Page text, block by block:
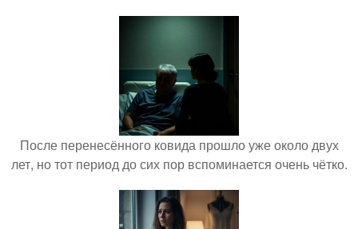
После перенесённого ковида прошло уже около двух
лет, но тот период до сих пор вспоминается очень чётко.